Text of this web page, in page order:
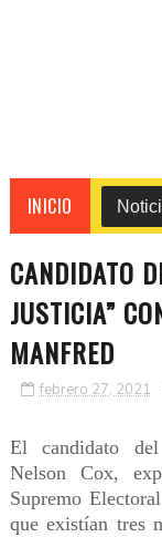
INICIO
CANDIDATO
JUSTICIA”
MANFRED
febrero 27, 2021
El candidato
Nelson Cox,
Supremo
que existían tres